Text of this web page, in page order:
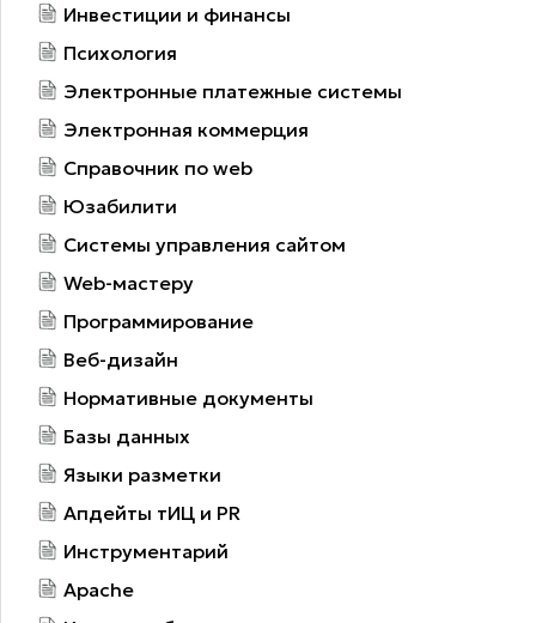
Инвестиции и финансы
Психология
Электронные платежные системы
Электронная коммерция
Справочник по web
Юзабилити
Системы управления сайтом
Web-мастеру
Программирование
Веб-дизайн
Нормативные документы
Базы данных
Языки разметки
Апдейты тИЦ и PR
Инструментарий
Apache